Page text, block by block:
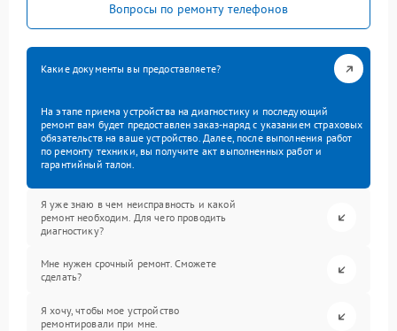
Вопросы по ремонту телефонов
Какие документы вы предоставляете?
На этапе приема устройства на диагностику и последующий
ремонт вам будет предоставлен заказ-наряд с указанием страховых
обязательств на ваше устройство. Далее, после выполнения работ
по ремонту техники, вы получите акт выполненных работ и
гарантийный талон.
Я уже знаю в чем неисправность и какой
ремонт необходим. Для чего проводить
диагностику?
Мне нужен срочный ремонт. Сможете
сделать?
Я хочу, чтобы мое устройство
ремонтировали при мне.